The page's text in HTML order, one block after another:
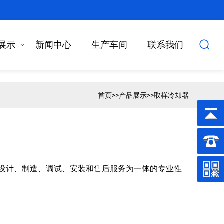
示 新闻中心 生产车间 联系我们
首页>>产品展示>>取样冷却器
、制造、调试、安装和售后服务为一体的专业性